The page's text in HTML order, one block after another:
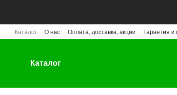
Каталог О нас Оплата, доставка, акции Гарантия и
Каталог